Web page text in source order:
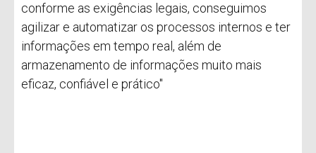
conforme as exigências legais, conseguimos
agilizar e automatizar os processos internos e ter
informações em tempo real, além de
armazenamento de informações muito mais
eficaz, confiável e prático"